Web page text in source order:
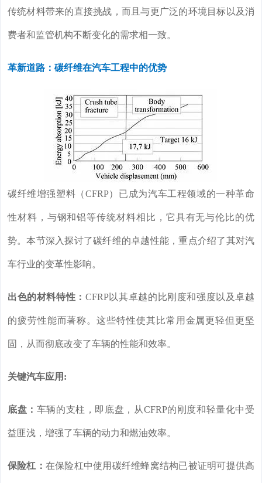
传统材料带来的直接挑战，而且与更广泛的环境目标以及消
费者和监管机构不断变化的需求相一致。
革新道路：碳纤维在汽车工程中的优势
碳纤维增强塑料（CFRP）已成为汽车工程领域的一种革命
性材料，与钢和铝等传统材料相比，它具有无与伦比的优
势。本节深入探讨了碳纤维的卓越性能，重点介绍了其对汽
车行业的变革性影响。
出色的材料特性： CFRP以其卓越的比刚度和强度以及卓越
的疲劳性能而著称。这些特性使其比常用金属更轻但更坚
固，从而彻底改变了车辆的性能和效率。
关键汽车应用:
底盘： 车辆的支柱，即底盘，从CFRP的刚度和轻量化中受
益匪浅，增强了车辆的动力和燃油效率。
保险杠： 在保险杠中使用碳纤维蜂窝结构已被证明可提供高